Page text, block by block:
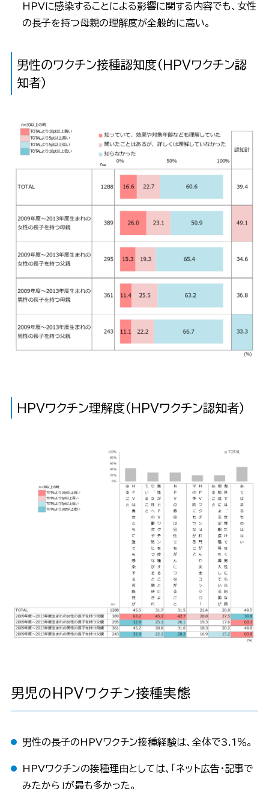
HPVに感染することによる影響に関する内容でも、女性
の長子を持つ母親の理解度が全般的に高い。
男性のワクチン接種認知度（HPVワクチン認
知者）
HPVワクチン理解度（HPVワクチン認知者）
男児のHPVワクチン接種実態
男性の長子のHPVワクチン接種経験は、全体で3.1％。
HPVワクチンの接種理由としては、「ネット広告・記事で
みたから」が最も多かった。